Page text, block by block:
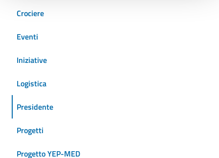
Crociere
Eventi
Iniziative
Logistica
Presidente
Progetti
Progetto YEP-MED